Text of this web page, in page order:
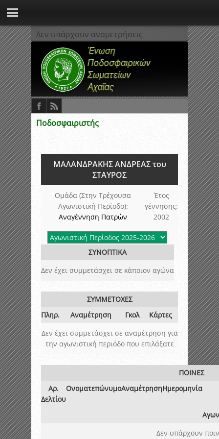
Δεν υπάρχουν αναμετρήσεις
Ποδοσφαιριστής
ΜΑΛΑΝΔΡΑΚΗΣ ΑΝΔΡΕΑΣ του
ΣΤΑΥΡΟΣ
Ομάδα (Στην Τρέχουσα
Αγωνιστική Περίοδο):
Αναγέννηση Πατρών
Έτος
γέννησης:
2002
ΣΥΝΟΠΤΙΚΑ
Δεν έχει συμμετάσχει σε κάποιον αγώνα
ΣΥΜΜΕΤΟΧΕΣ
Πληρ.
Αναμέτρηση Γκολ
Κάρτες
Δεν έχει συμμετάσχει σε αναμέτρηση για
την αγωνιστική περιόδο που επιλάξατε
ΠΟΙΝΕΣ
Αρ.
Δελτίου
ΟνοματεπώνυμοΑναμέτρησηΗμερομηνία
Δεν υπάρχουν